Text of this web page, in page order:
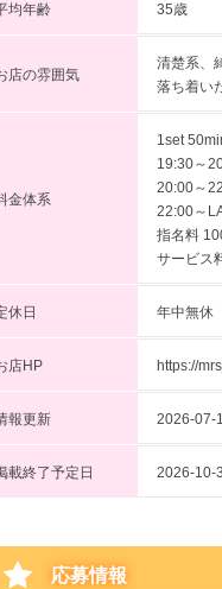
均年齢 35歳
店の雰囲気
清楚系、
落ち着い
金体系
1set
19:30～
20:00～
22:00～
指名料
サービス
休日 年中無休
店HP https://
報更新 2026-07-
載終了予定日 2026-10-
応募情報